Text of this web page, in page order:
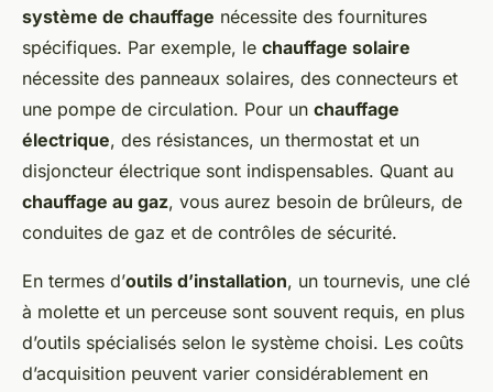
système de chauffage nécessite des fournitures
spécifiques. Par exemple, le chauffage solaire
nécessite des panneaux solaires, des connecteurs et
une pompe de circulation. Pour un chauffage
électrique, des résistances, un thermostat et un
disjoncteur électrique sont indispensables. Quant au
chauffage au gaz, vous aurez besoin de brûleurs, de
conduites de gaz et de contrôles de sécurité.
En termes d’outils d’installation, un tournevis, une clé
à molette et un perceuse sont souvent requis, en plus
d’outils spécialisés selon le système choisi. Les coûts
d’acquisition peuvent varier considérablement en